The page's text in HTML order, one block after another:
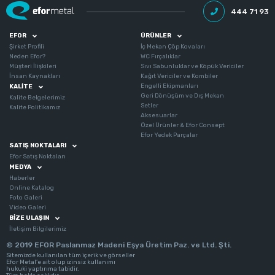
444 71 93
EFOR
Şirket Profili
Neden Efor?
Müşteri İlişkileri
İnsan Kaynakları
KALITE
Kalite Belgelerimiz
Kalite Politikamız
ÜRÜNLER
İç Mekan Çöp Kovaları
WC Fırçalıklar
Sıvı Sabunluklar ve Köpük Vericiler
Kağıt Vericiler ve Kombiler
Engelli Ekipmanları
Geri Dönüşüm ve Dış Mekan
Setler
Aksesuarlar
Özel Ürünler & Efor Consept
Efor Yedek Parçalar
SATIŞ NOKTALARI
Efor Satış Noktaları
MEDYA
Haberler
Online Katalog
Foto Galeri
Video Galeri
BIZE ULAŞIN
İletişim Bilgilerimiz
© 2019 EFOR Paslanmaz Madeni Eşya Üretim Paz. ve Ltd. Şti.
Sitemizde kullanılan tüm içerik ve görseller
Efor Metal’e ait olup izinsiz kullanımı
hukuki yaptırıma tabidir.